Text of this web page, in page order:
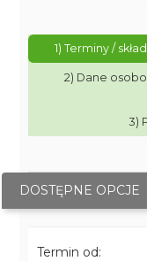
1) Terminy /
2) Dane
3)
DOSTĘPNE OPCJE
Termin od: